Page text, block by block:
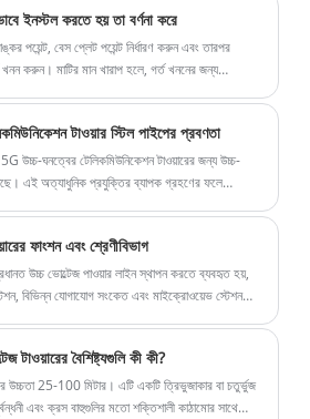
ইনস্টল করতে হয় তা বর্ণনা করে
পয়েন্ট, বেস প্লেট পয়েন্ট নির্ধারণ করুন এবং তারপর
করুন। মাটির মান খারাপ হলে, গর্ত খননের জন্য
টাওয়ার স্টিল পাইপের প্রবণতা
উচ্চ-ঘনত্বের টেলিকমিউনিকেশন টাওয়ারের জন্য উচ্চ-
এই অত্যাধুনিক প্রযুক্তির ব্যাপক গ্রহণের ফলে
ফাংশন এবং শ্রেণীবিভাগ
উচ্চ ভোল্টেজ পাওয়ার লাইন স্থাপন করতে ব্যবহৃত হয়,
বিভিন্ন যোগাযোগ সংকেত এবং মাইক্রোওয়েভ স্টেশন
টাওয়ারের বৈশিষ্ট্যগুলি কী কী?
উচ্চতা 25-100 মিটার। এটি একটি ত্রিভুজাকার বা চতুর্ভুজ
এবং ক্রস বাহুগুলির মতো শক্তিশালী কাঠামোর সাথে